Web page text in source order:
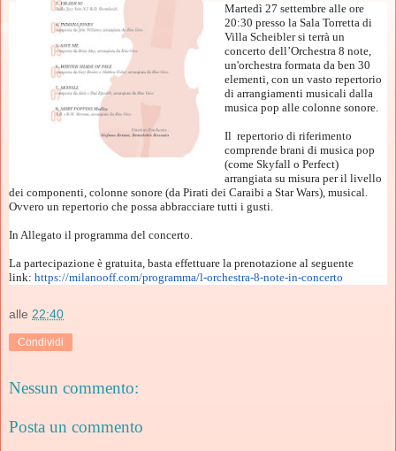
Martedì 27 settembre alle ore
20:30 presso la Sala Torretta di
Villa Scheibler si terrà un
concerto dell’Orchestra 8 note,
un'orchestra formata da ben 30
elementi, con un vasto repertorio
di arrangiamenti musicali dalla
musica pop alle colonne sonore.
Il repertorio di riferimento
comprende brani di musica pop
(come Skyfall o Perfect)
arrangiata su misura per il livello
dei componenti, colonne sonore (da Pirati dei Caraibi a Star Wars), musical.
Ovvero un repertorio che possa abbracciare tutti i gusti.
In Allegato il programma del concerto.
La partecipazione è gratuita, basta effettuare la prenotazione al seguente
link: https://milanooff.com/programma/l-orchestra-8-note-in-concerto
alle 22:40
Condividi
Nessun commento:
Posta un commento